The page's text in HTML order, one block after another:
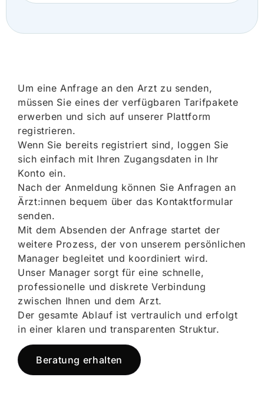
Um eine Anfrage an den Arzt zu senden,
müssen Sie eines der verfügbaren Tarifpakete
erwerben und sich auf unserer Plattform
registrieren.
Wenn Sie bereits registriert sind, loggen Sie
sich einfach mit Ihren Zugangsdaten in Ihr
Konto ein.
Nach der Anmeldung können Sie Anfragen an
Ärzt:innen bequem über das Kontaktformular
senden.
Mit dem Absenden der Anfrage startet der
weitere Prozess, der von unserem persönlichen
Manager begleitet und koordiniert wird.
Unser Manager sorgt für eine schnelle,
professionelle und diskrete Verbindung
zwischen Ihnen und dem Arzt.
Der gesamte Ablauf ist vertraulich und erfolgt
in einer klaren und transparenten Struktur.
Beratung erhalten